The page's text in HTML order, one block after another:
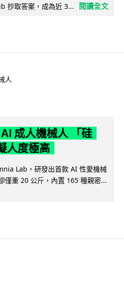
抄取答案，成為近 3...
閱讀全文
人
成人機械人 「硅
人度極高
Lab，研發出首款 AI 性愛機械
僅重 20 公斤，內置 165 種親密...